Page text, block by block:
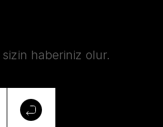
haberiniz olur.